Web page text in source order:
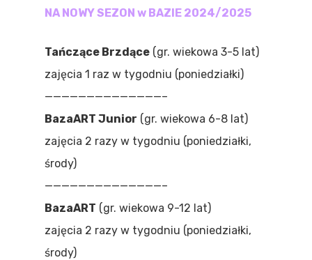
NA NOWY SEZON w BAZIE 2024/2025
Tańczące Brzdące (gr. wiekowa 3-5 lat)
zajęcia 1 raz w tygodniu (poniedziałki)
——————————————–
BazaART Junior (gr. wiekowa 6-8 lat)
zajęcia 2 razy w tygodniu (poniedziałki,
środy)
——————————————–
BazaART (gr. wiekowa 9-12 lat)
zajęcia 2 razy w tygodniu (poniedziałki,
środy)